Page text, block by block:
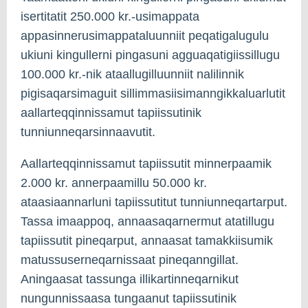
isertitatit 250.000 kr.-usimappata
appasinnerusimappataluunniit peqatigalugulu
ukiuni kingullerni pingasuni agguaqatigiissillugu
100.000 kr.-nik ataallugilluunniit nalilinnik
pigisaqarsimaguit sillimmasiisimanngikkaluarlutit
aallarteqqinnissamut tapiissutinik
tunniunneqarsinnaavutit.
Aallarteqqinnissamut tapiissutit minnerpaamik
2.000 kr. annerpaamillu 50.000 kr.
ataasiaannarluni tapiissutitut tunniunneqartarput.
Tassa imaappoq, annaasaqarnermut atatillugu
tapiissutit pineqarput, annaasat tamakkiisumik
matussuserneqarnissaat pineqanngillat.
Aningaasat tassunga illikartinneqarnikut
nungunnissaasa tungaanut tapiissutinik